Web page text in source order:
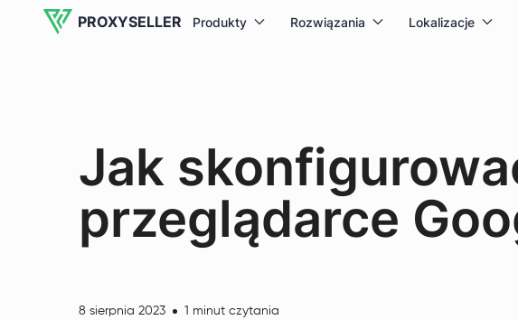
PROXYSELLER Produkty Rozwiązania Lokalizacje
Jak
przeglądarce
8 sierpnia 2023 1 minut czytania